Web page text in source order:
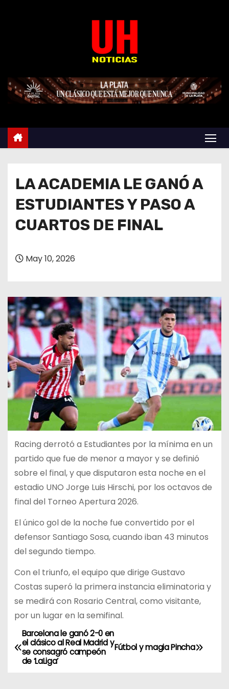
e
LA ACADEMIA LE GANÓ A
ESTUDIANTES Y PASO A
CUARTOS DE FINAL
May 10, 2026
Racing derrotó a Estudiantes por la mínima en un
partido que fue de menor a mayor y se definió
sobre el final, y que disputaron esta noche en el
estadio UNO Jorge Luis Hirschi, por los octavos de
final del Torneo Apertura 2026.
El único gol de la noche fue convertido por el
defensor Santiago Sosa, cuando iban 43 minutos
del segundo tiempo.
Con el triunfo, el equipo que dirige Gustavo
Costas superó la primera instancia eliminatoria y
se medirá con Rosario Central, como visitante,
por un lugar en la semifinal.
N
a
Fútbol y magia Pincha
Barcelona le ganó 2-0 en
el clásico al Real Madrid y
se consagró campeón
de ‘LaLiga’